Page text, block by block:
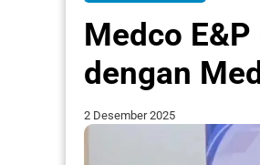
Medco
dengan
2 Desember 2025